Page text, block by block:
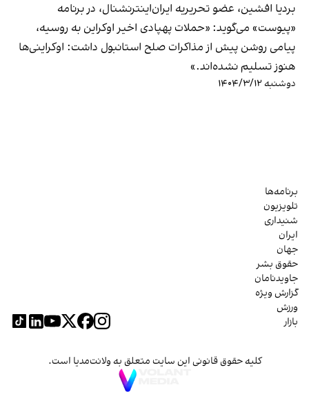
بردیا افشین، عضو تحریریه ایران‌اینترنشنال، در برنامه
«پیوست» می‌گوید: «حملات پهپادی اخیر اوکراین به روسیه،
پیامی روشن پیش از مذاکرات صلح استانبول داشت: اوکراینی‌ها
هنوز تسلیم نشده‌اند.»
دوشنبه ۱۴۰۴/۳/۱۲
برنامه‌ها
تلویزیون
شنیداری
ایران
جهان
حقوق بشر
جاویدنامان
گزارش ویژه
ورزش
بازار
کلیه حقوق قانونی این سایت متعلق به ولانت‌مدیا است.